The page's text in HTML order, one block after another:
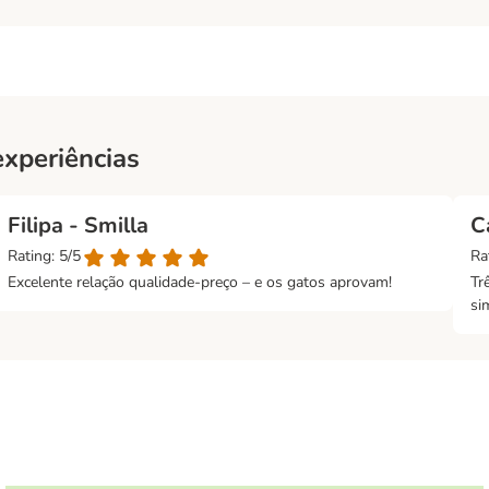
Filipa - Smilla
Rating: 5/5
Excelente relação qualidade-preço – e os gatos aprovam!